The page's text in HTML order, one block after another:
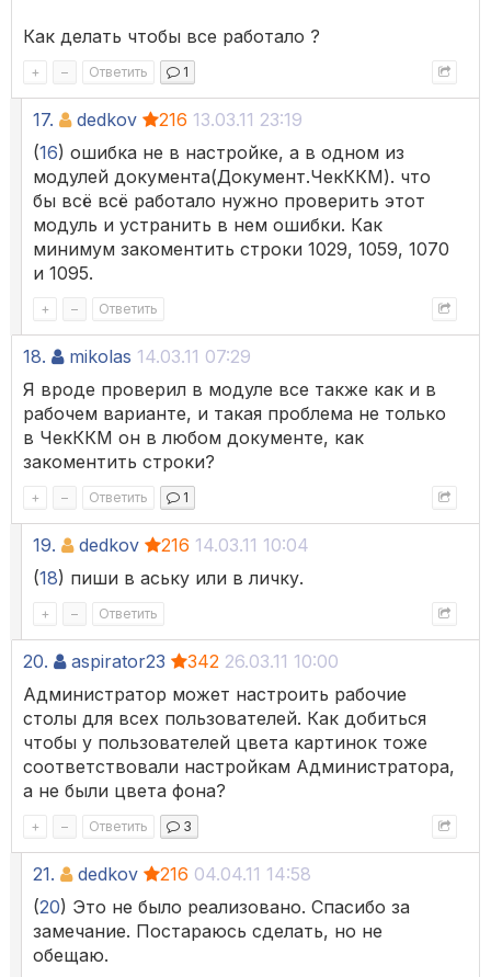
Как делать чтобы все работало ?
+ – Ответить 1
17. dedkov 216 13.03.11 23:19
(16) ошибка не в настройке, а в одном из
модулей документа(Документ.ЧекККМ). что
бы всё всё работало нужно проверить этот
модуль и устранить в нем ошибки. Как
минимум закоментить строки 1029, 1059, 1070
и 1095.
+ – Ответить
18. mikolas 14.03.11 07:29
Я вроде проверил в модуле все также как и в
рабочем варианте, и такая проблема не только
в ЧекККМ он в любом документе, как
закоментить строки?
+ – Ответить 1
19. dedkov 216 14.03.11 10:04
(18) пиши в аську или в личку.
+ – Ответить
20. aspirator23 342 26.03.11 10:00
Администратор может настроить рабочие
столы для всех пользователей. Как добиться
чтобы у пользователей цвета картинок тоже
соответствовали настройкам Администратора,
а не были цвета фона?
+ – Ответить 3
21. dedkov 216 04.04.11 14:58
(20) Это не было реализовано. Спасибо за
замечание. Постараюсь сделать, но не
обещаю.